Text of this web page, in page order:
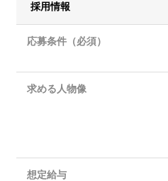
採用情報
応募条件（必須）
求める人物像
想定給与